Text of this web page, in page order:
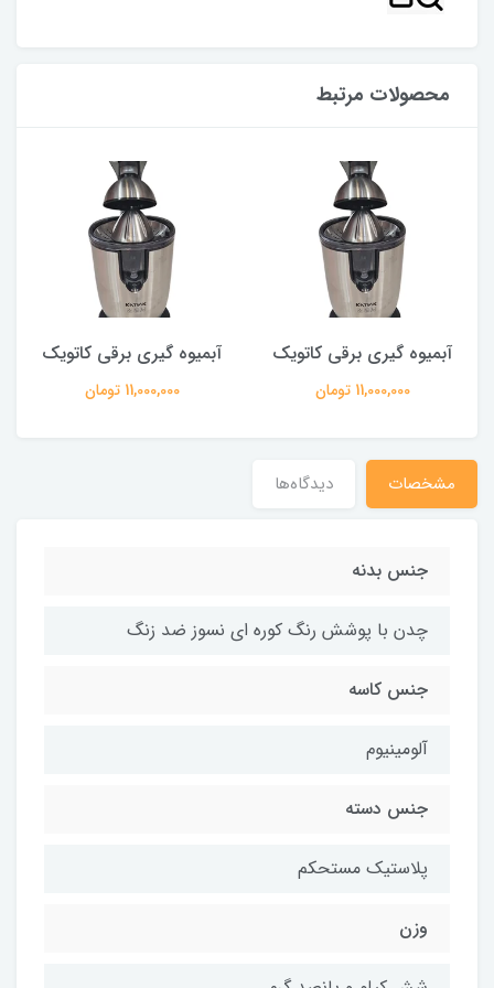
محصولات مرتبط
آبمیوه گیری برقی کاتویک
11,000,000 تومان
آبمیوه گیری برقی کاتویک
11,000,000 تومان
مشخصات دیدگاه‌ها
جنس بدنه
چدن با پوشش رنگ کوره ای نسوز ضد زنگ
جنس کاسه
آلومینیوم
جنس دسته
پلاستیک مستحکم
وزن